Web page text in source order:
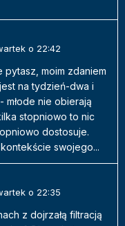
o 22:42
moim zdaniem
na tydzień-dwa i
młode nie obierają
stopniowo to nic
dostosuje.
swojego...
o 22:35
z dojrzałą filtracją